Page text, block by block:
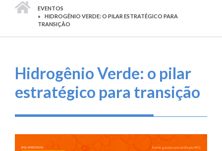
EVENTOS
HIDROGÊNIO VERDE: O PILAR ESTRATÉGICO PARA
TRANSIÇÃO
Hidrogênio Verde: o pilar
estratégico para transição